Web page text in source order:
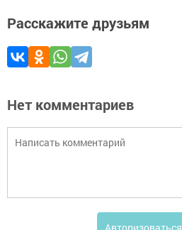
Расскажите друзьям
Нет комментариев